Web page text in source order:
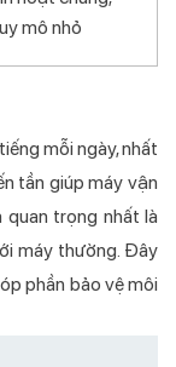
mô nhỏ
mỗi ngày, nhất
tần giúp máy vận
quan trọng nhất là
máy thường. Đây
phần bảo vệ môi